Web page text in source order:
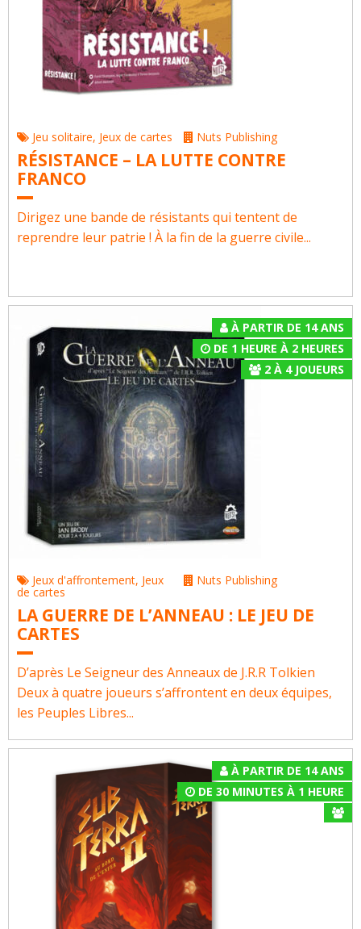
Jeu solitaire, Jeux de cartes Nuts Publishing
RÉSISTANCE – LA LUTTE CONTRE
FRANCO
Dirigez une bande de résistants qui tentent de
reprendre leur patrie ! À la fin de la guerre civile...
À PARTIR DE 14 ANS
DE 1 HEURE À 2 HEURES
2À 4JOUEURS
Jeux d'affrontement, Jeux
de cartes
Nuts Publishing
LA GUERRE DE L’ANNEAU : LE JEU DE
CARTES
D’après Le Seigneur des Anneaux de J.R.R Tolkien
Deux à quatre joueurs s’affrontent en deux équipes,
les Peuples Libres...
À PARTIR DE 14 ANS
DE 30 MINUTES À 1 HEURE